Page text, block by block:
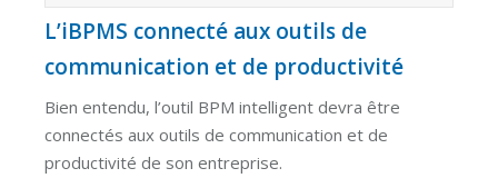
L’iBPMS connecté aux outils de
communication et de productivité
Bien entendu, l’outil BPM intelligent devra être
connectés aux outils de communication et de
productivité de son entreprise.